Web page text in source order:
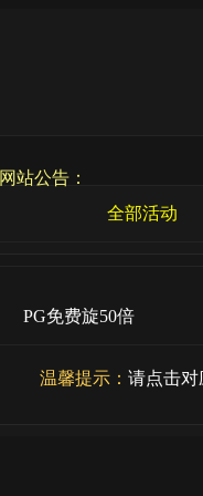
网站公告：
全部活动
PG免费旋50倍
温馨提示： 请点击对